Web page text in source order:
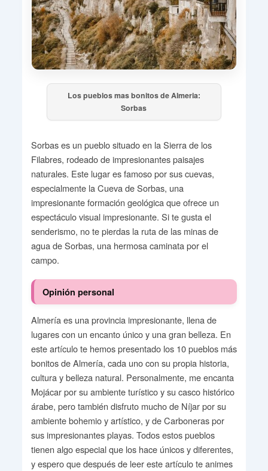
Los pueblos mas bonitos de Almeria:
Sorbas
Sorbas es un pueblo situado en la Sierra de los
Filabres, rodeado de impresionantes paisajes
naturales. Este lugar es famoso por sus cuevas,
especialmente la Cueva de Sorbas, una
impresionante formación geológica que ofrece un
espectáculo visual impresionante. Si te gusta el
senderismo, no te pierdas la ruta de las minas de
agua de Sorbas, una hermosa caminata por el
campo.
Opinión personal
Almería es una provincia impresionante, llena de
lugares con un encanto único y una gran belleza. En
este artículo te hemos presentado los 10 pueblos más
bonitos de Almería, cada uno con su propia historia,
cultura y belleza natural. Personalmente, me encanta
Mojácar por su ambiente turístico y su casco histórico
árabe, pero también disfruto mucho de Níjar por su
ambiente bohemio y artístico, y de Carboneras por
sus impresionantes playas. Todos estos pueblos
tienen algo especial que los hace únicos y diferentes,
y espero que después de leer este artículo te animes